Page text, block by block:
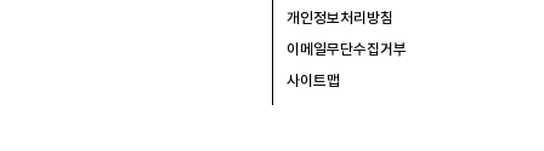
개인정보처리방침
이메일무단수집거부
사이트맵